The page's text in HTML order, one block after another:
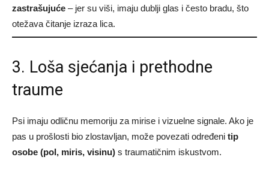
zastrašujuće – jer su viši, imaju dublji glas i često bradu, što
otežava čitanje izraza lica.
3. Loša sjećanja i prethodne
traume
Psi imaju odličnu memoriju za mirise i vizuelne signale. Ako je
pas u prošlosti bio zlostavljan, može povezati određeni tip
osobe (pol, miris, visinu) s traumatičnim iskustvom.